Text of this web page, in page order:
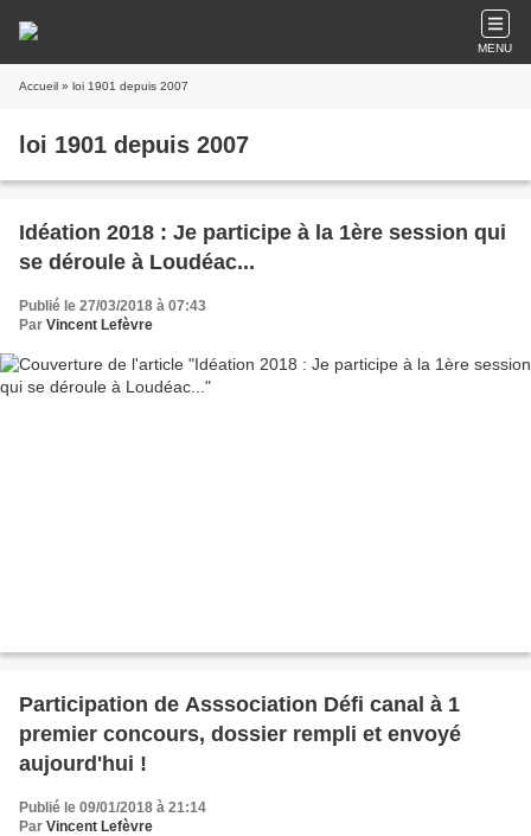
MENU
Accueil » loi 1901 depuis 2007
loi 1901 depuis 2007
Idéation 2018 : Je participe à la 1ère session qui
se déroule à Loudéac...
Publié le 27/03/2018 à 07:43
Par Vincent Lefèvre
Participation de Asssociation Défi canal à 1
premier concours, dossier rempli et envoyé
aujourd'hui !
Publié le 09/01/2018 à 21:14
Par Vincent Lefèvre